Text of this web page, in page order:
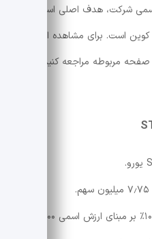
شرکت، هدف اصلی استفاده
است. برای مشاهده اخبار
مربوطه مراجعه کنید:
بازده سالانه اعلام شده: ۱۰٪ بر مبنای ارزش اسمی ۱۰۰